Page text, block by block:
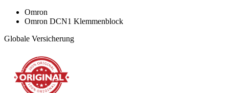
Omron
Omron DCN1 Klemmenblock
Globale Versicherung